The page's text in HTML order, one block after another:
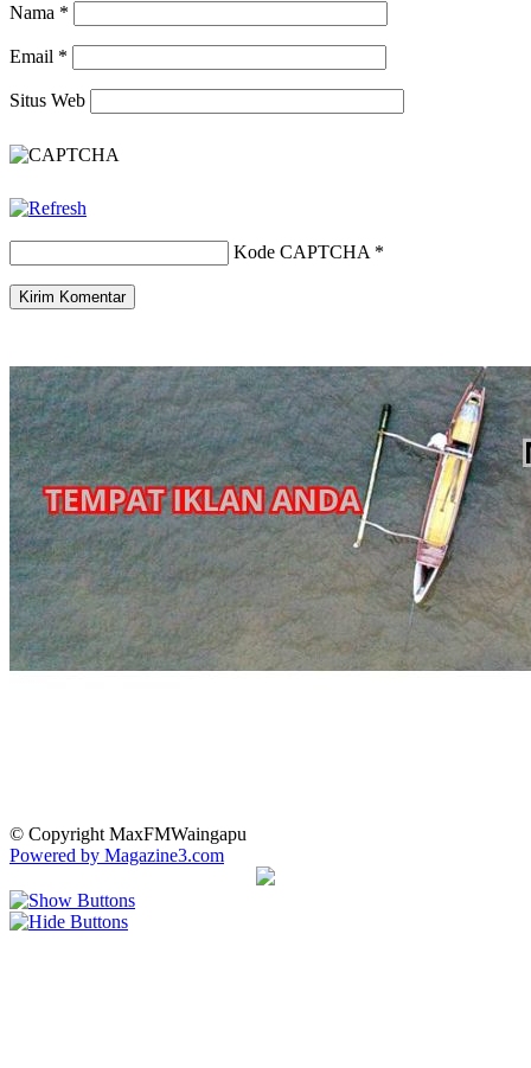
Nama *
Email *
Situs Web
Kode CAPTCHA *
© Copyright MaxFMWaingapu
Powered by Magazine3.com